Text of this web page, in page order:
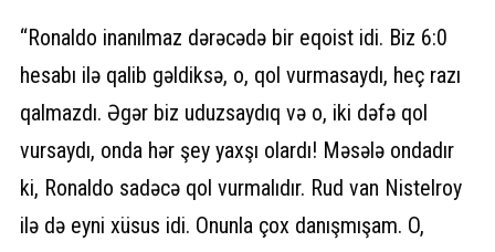
“Ronaldo inanılmaz dərəcədə bir eqoist idi. Biz 6:0
hesabı ilə qalib gəldiksə, o, qol vurmasaydı, heç razı
qalmazdı. Əgər biz uduzsaydıq və o, iki dəfə qol
vursaydı, onda hər şey yaxşı olardı! Məsələ ondadır
ki, Ronaldo sadəcə qol vurmalıdır. Rud van Nistelroy
ilə də eyni xüsus idi. Onunla çox danışmışam. O,